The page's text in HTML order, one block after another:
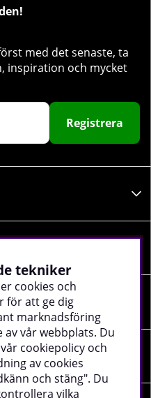
med det senaste, ta
inspiration och mycket
Registrera
tekniker
cookies och
för att ge dig
marknadsföring
vår webbplats. Du
cookiepolicy och
av cookies
och stäng". Du
vilka